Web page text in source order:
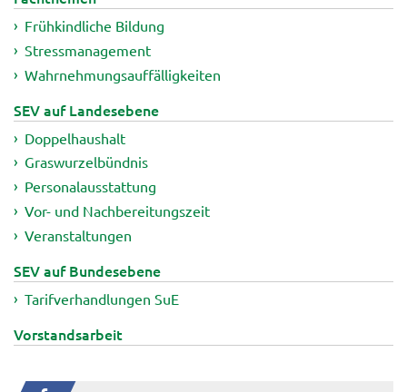
Frühkindliche Bildung
Stressmanagement
Wahrnehmungsauffälligkeiten
SEV auf Landesebene
Doppelhaushalt
Graswurzelbündnis
Personalausstattung
Vor- und Nachbereitungszeit
Veranstaltungen
SEV auf Bundesebene
Tarifverhandlungen SuE
Vorstandsarbeit